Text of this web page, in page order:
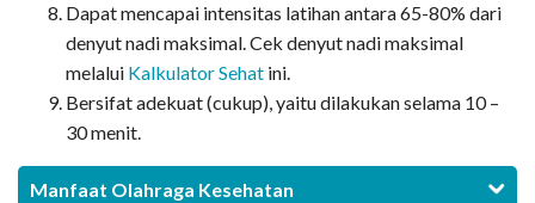
Dapat mencapai intensitas latihan antara 65-80% dari
denyut nadi maksimal. Cek denyut nadi maksimal
melalui Kalkulator Sehat ini.
Bersifat adekuat (cukup), yaitu dilakukan selama 10 –
30 menit.
Manfaat Olahraga Kesehatan